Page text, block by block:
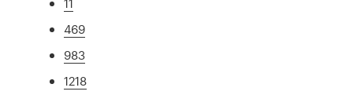
469
983
1218